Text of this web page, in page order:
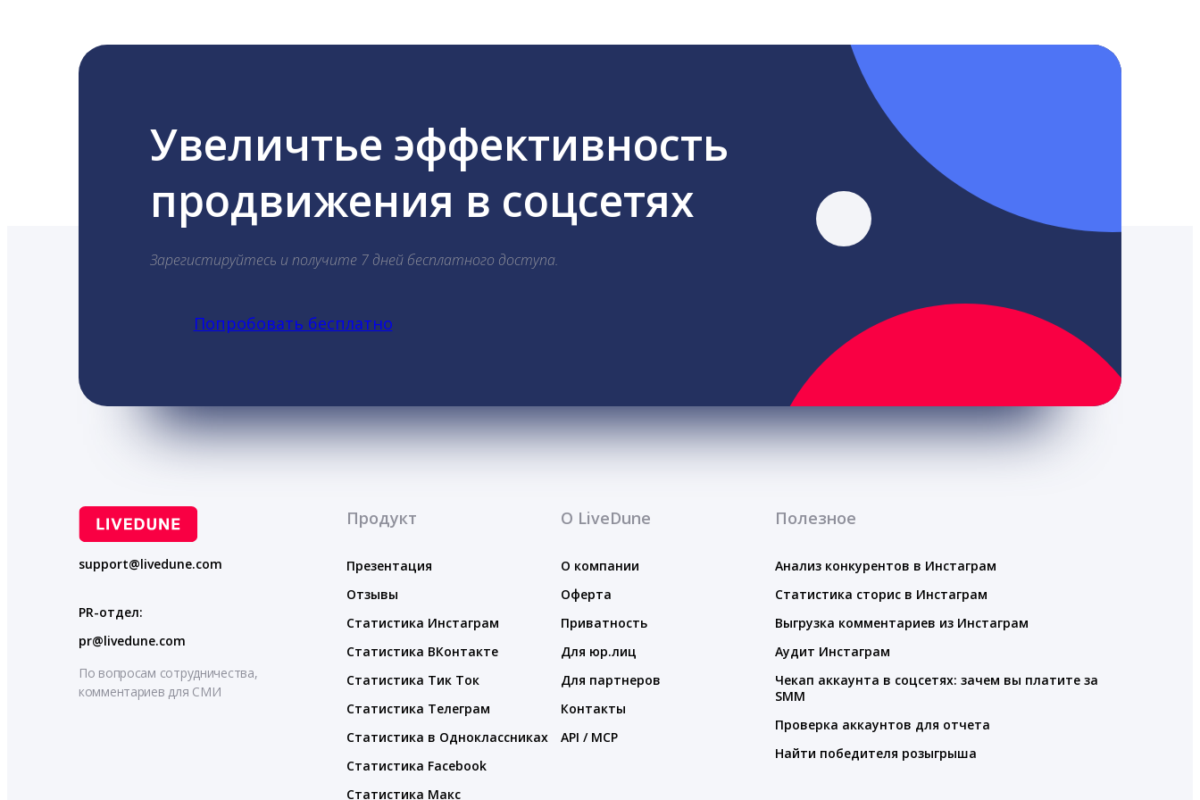
Увеличтье эффективность
продвижения в соцсетях
Зарегистируйтесь и получите 7 дней бесплатного доступа.
Попробовать бесплатно
support@livedune.com
PR-отдел:
pr@livedune.com
По вопросам сотрудничества,
комментариев для СМИ
Продукт
Презентация
Отзывы
Статистика Инстаграм
Статистика ВКонтакте
Статистика Тик Ток
Статистика Телеграм
Статистика в Одноклассниках
Статистика Facebook
Статистика Макс
О LiveDune
О компании
Оферта
Приватность
Для юр.лиц
Для партнеров
Контакты
API / MCP
Полезное
Анализ конкурентов в Инстаграм
Статистика сторис в Инстаграм
Выгрузка комментариев из Инстаграм
Аудит Инстаграм
Чекап аккаунта в соцсетях: зачем вы платите за
SMM
Проверка аккаунтов для отчета
Найти победителя розыгрыша